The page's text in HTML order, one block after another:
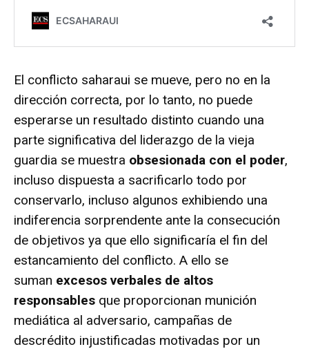
El conflicto saharaui se mueve, pero no en la
dirección correcta, por lo tanto, no puede
esperarse un resultado distinto cuando una
parte significativa del liderazgo de la vieja
guardia se muestra obsesionada con el poder,
incluso dispuesta a sacrificarlo todo por
conservarlo, incluso algunos exhibiendo una
indiferencia sorprendente ante la consecución
de objetivos ya que ello significaría el fin del
estancamiento del conflicto. A ello se
suman excesos verbales de altos
responsables que proporcionan munición
mediática al adversario, campañas de
descrédito injustificadas motivadas por un